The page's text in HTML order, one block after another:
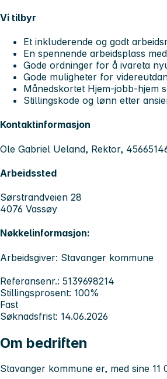
Vi tilbyr
Et inkluderende og godt
En spennende arbeidsplass
Gode ordninger for å ivareta
Gode muligheter for
Månedskortet Hjem-jobb-hjem
Stillingskode og lønn etter
Kontaktinformasjon
Ole Gabriel Ueland, Rektor,
Arbeidssted
Sørstrandveien 28
4076 Vassøy
Nøkkelinformasjon:
Arbeidsgiver: Stavanger kommune
Referansenr.: 5139698214
Stillingsprosent: 100%
Fast
Søknadsfrist: 14.06.2026
Om bedriften
Stavanger kommune er, med sine